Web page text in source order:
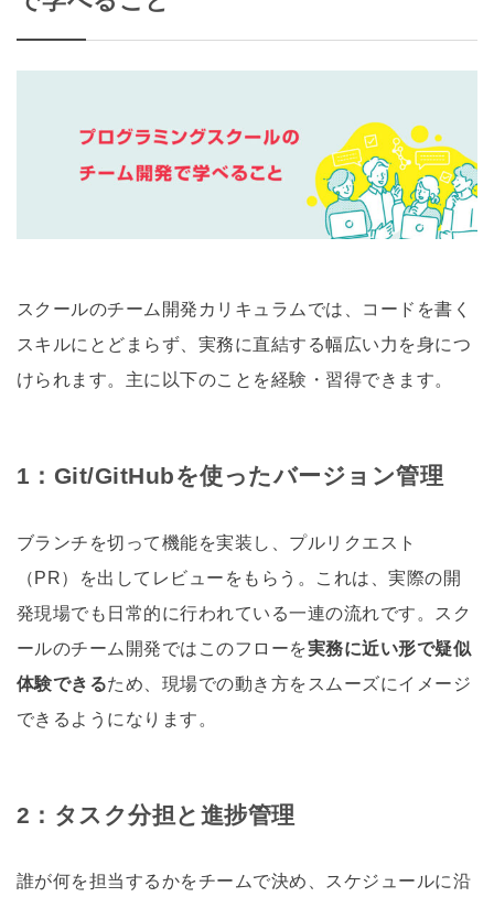
スクールのチーム開発カリキュラムでは、コードを書く
スキルにとどまらず、実務に直結する幅広い力を身につ
けられます。主に以下のことを経験・習得できます。
1：Git/GitHubを使ったバージョン管理
ブランチを切って機能を実装し、プルリクエスト
（PR）を出してレビューをもらう。これは、実際の開
発現場でも日常的に行われている一連の流れです。スク
ールのチーム開発ではこのフローを実務に近い形で疑似
体験できるため、現場での動き方をスムーズにイメージ
できるようになります。
2：タスク分担と進捗管理
誰が何を担当するかをチームで決め、スケジュールに沿